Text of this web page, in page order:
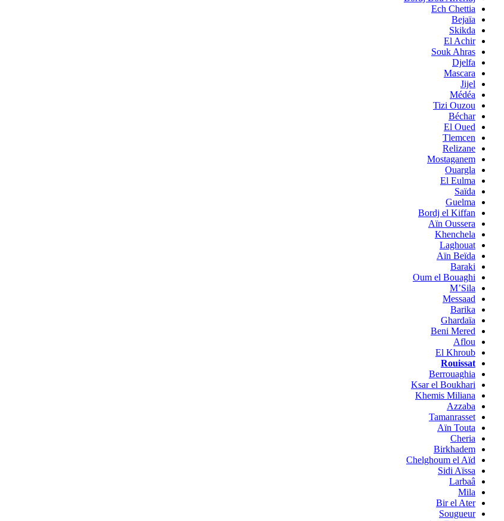
Ech Chettia
Bejaïa
Skikda
El Achir
Souk Ahras
Djelfa
Mascara
Jijel
Médéa
Tizi Ouzou
Béchar
El Oued
Tlemcen
Relizane
Mostaganem
Ouargla
El Eulma
Saïda
Guelma
Bordj el Kiffan
Aïn Oussera
Khenchela
Laghouat
Aïn Beïda
Baraki
Oum el Bouaghi
M’Sila
Messaad
Barika
Ghardaïa
Beni Mered
Aflou
El Khroub
Rouissat
Berrouaghia
Ksar el Boukhari
Khemis Miliana
Azzaba
Tamanrasset
Aïn Touta
Cheria
Birkhadem
Chelghoum el Aïd
Sidi Aïssa
Larbaâ
Mila
Bir el Ater
Sougueur